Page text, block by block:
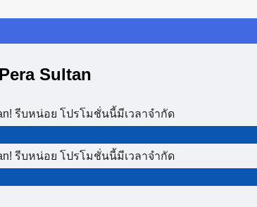
Sultan
รีบหน่อย โปรโมชั่นนี้มีเวลาจำกัด
รีบหน่อย โปรโมชั่นนี้มีเวลาจำกัด